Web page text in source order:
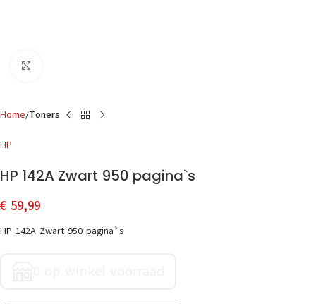
Home Toners
HP
HP 142A Zwart 950 pagina`s
€ 59,99
HP 142A Zwart 950 pagina`s